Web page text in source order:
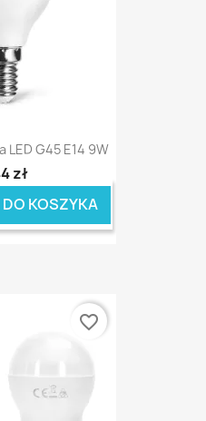
LED G45 E14 9W
zł
DO KOSZYKA
favorite_border